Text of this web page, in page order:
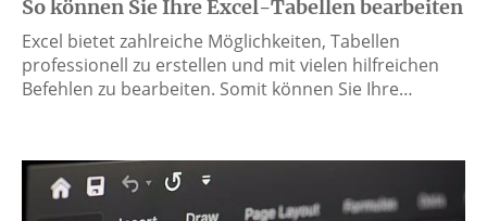
So können Sie Ihre Excel-Tabellen bearbeiten
Excel bietet zahlreiche Möglichkeiten, Tabellen
professionell zu erstellen und mit vielen hilfreichen
Befehlen zu bearbeiten. Somit können Sie Ihre…